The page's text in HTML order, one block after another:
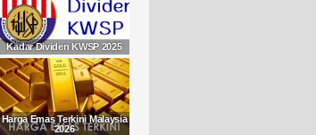
Kadar Dividen KWSP 2025
Harga Emas Terkini Malaysia
2026